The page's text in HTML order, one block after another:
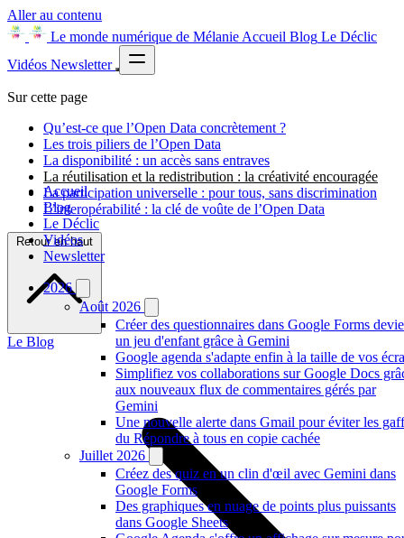
Aller au contenu
Le monde numérique de Mélanie Accueil Blog Le Déclic
Vidéos Newsletter
Accueil
Blog
Le Déclic
Vidéos
Newsletter
2026
Août 2026
Créer des questionnaires dans Google Forms
un jeu d'enfant grâce à Gemini
Google agenda s'adapte enfin à la taille de vos
Simplifiez vos collaborations sur Google Docs
aux nouveaux flux de commentaires gérés par
Gemini
Une nouvelle alerte dans Gmail pour éviter les
du Répondre à tous en copie cachée
Juillet 2026
Créez des quiz en un clin d'œil avec Gemini dans
Google Forms
Des graphiques en nuage de points plus puissants
dans Google Sheets
Sur cette page
Qu’est-ce que l’Open Data concrètement ?
Les trois piliers de l’Open Data
La disponibilité : un accès sans entraves
La réutilisation et la redistribution : la créativité encouragée
La participation universelle : pour tous, sans discrimination
L’interopérabilité : la clé de voûte de l’Open Data
Retour en haut
Le Blog